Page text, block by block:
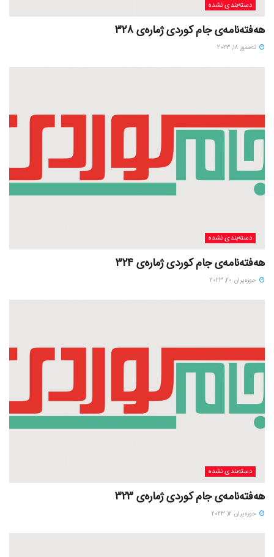
دسته‌بندی نشده
هەفتەنامەی جام کوردی ژمارەی 328
ته‌مموز 18, 2023
دسته‌بندی نشده
هەفتەنامەی جام کوردی ژمارەی 324
حوزه‌یران 20, 2023
دسته‌بندی نشده
هەفتەنامەی جام کوردی ژمارەی 323
حوزه‌یران 12, 2023